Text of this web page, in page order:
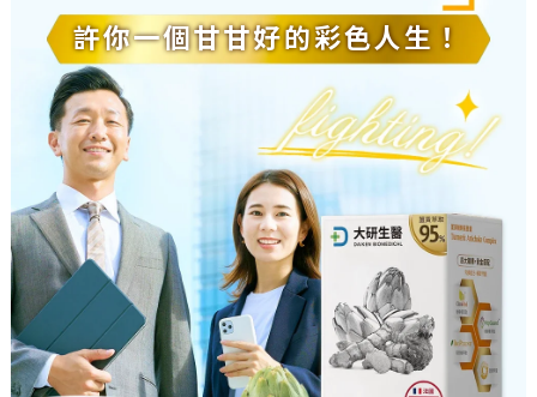
許你一個甘甘好的彩色人生！